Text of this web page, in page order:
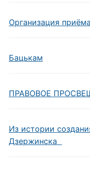
Организация
Бацькам
ПРАВОВОЕ
Из истории
Дзержинска